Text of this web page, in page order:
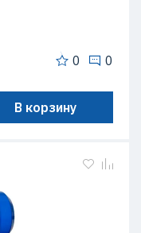
0 0
В корзину